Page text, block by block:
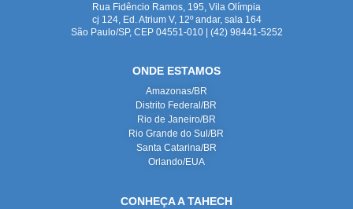
Rua Fidêncio Ramos, 195, Vila Olímpia
cj 124, Ed. Atrium V, 12º andar, sala 164
São Paulo/SP, CEP 04551-010 | (42) 98441-5252
ONDE ESTAMOS
Amazonas/BR
Distrito Federal/BR
Rio de Janeiro/BR
Rio Grande do Sul/BR
Santa Catarina/BR
Orlando/EUA
CONHEÇA A TAHECH